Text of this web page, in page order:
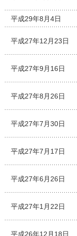
平成29年8月4日
平成27年12月23日
平成27年9月16日
平成27年8月26日
平成27年7月30日
平成27年7月17日
平成27年6月26日
平成27年1月22日
平成26年12月18日